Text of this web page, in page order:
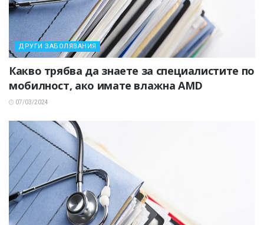
ДРУГИ ЗАБОЛЯВАНИЯ
Какво трябва да знаете за специалистите по
мобилност, ако имате влажна AMD
07/03/2024